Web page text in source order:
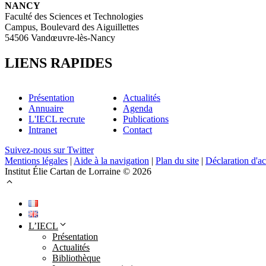
NANCY
Faculté des Sciences et Technologies
Campus, Boulevard des Aiguillettes
54506 Vandœuvre-lès-Nancy
LIENS RAPIDES
Présentation
Annuaire
L'IECL recrute
Intranet
Actualités
Agenda
Publications
Contact
Suivez-nous sur Twitter
Mentions légales | Aide à la navigation | Plan du site | Déclaration
Institut Élie Cartan de Lorraine © 2026
L’IECL
Présentation
Actualités
Bibliothèque